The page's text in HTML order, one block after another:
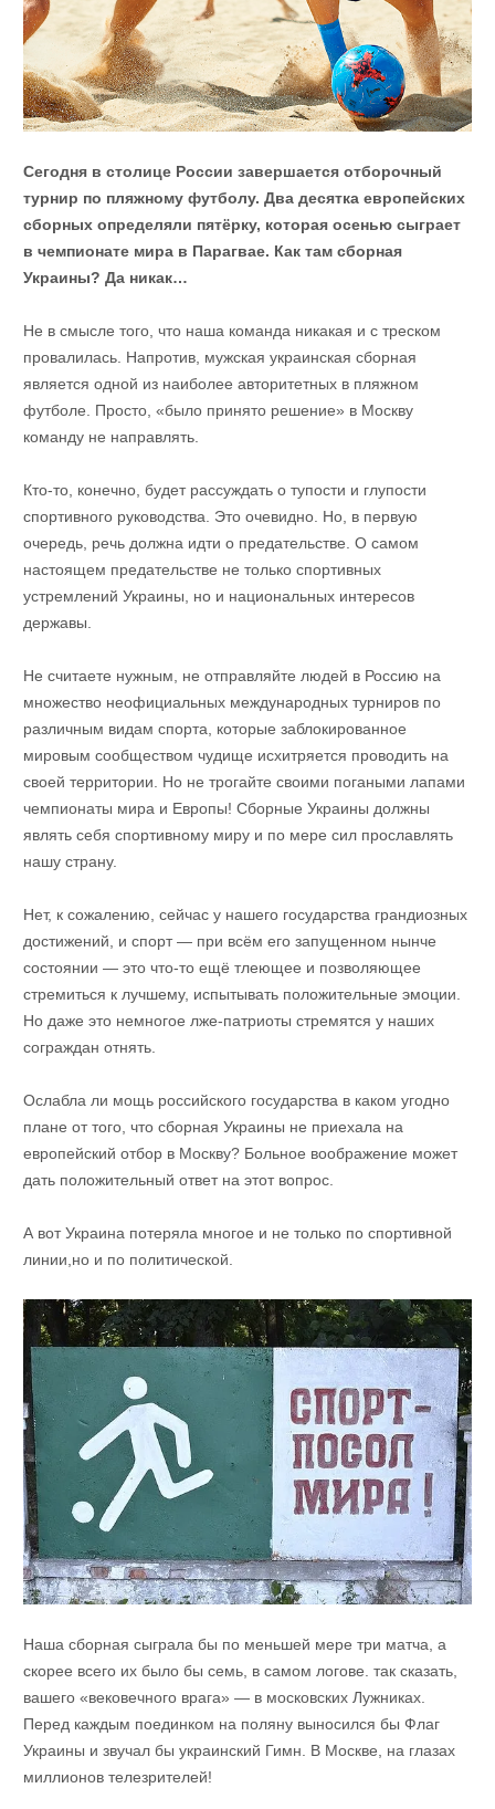
Сегодня в столице России завершается отборочный
турнир по пляжному футболу. Два десятка европейских
сборных определяли пятёрку, которая осенью сыграет
в чемпионате мира в Парагвае. Как там сборная
Украины? Да никак…
Не в смысле того, что наша команда никакая и с треском
провалилась. Напротив, мужская украинская сборная
является одной из наиболее авторитетных в пляжном
футболе. Просто, «было принято решение» в Москву
команду не направлять.
Кто-то, конечно, будет рассуждать о тупости и глупости
спортивного руководства. Это очевидно. Но, в первую
очередь, речь должна идти о предательстве. О самом
настоящем предательстве не только спортивных
устремлений Украины, но и национальных интересов
державы.
Не считаете нужным, не отправляйте людей в Россию на
множество неофициальных международных турниров по
различным видам спорта, которые заблокированное
мировым сообществом чудище исхитряется проводить на
своей территории. Но не трогайте своими погаными лапами
чемпионаты мира и Европы! Сборные Украины должны
являть себя спортивному миру и по мере сил прославлять
нашу страну.
Нет, к сожалению, сейчас у нашего государства грандиозных
достижений, и спорт — при всём его запущенном нынче
состоянии — это что-то ещё тлеющее и позволяющее
стремиться к лучшему, испытывать положительные эмоции.
Но даже это немногое лже-патриоты стремятся у наших
сограждан отнять.
Ослабла ли мощь российского государства в каком угодно
плане от того, что сборная Украины не приехала на
европейский отбор в Москву? Больное воображение может
дать положительный ответ на этот вопрос.
А вот Украина потеряла многое и не только по спортивной
линии,но и по политической.
Наша сборная сыграла бы по меньшей мере три матча, а
скорее всего их было бы семь, в самом логове. так сказать,
вашего «вековечного врага» — в московских Лужниках.
Перед каждым поединком на поляну выносился бы Флаг
Украины и звучал бы украинский Гимн. В Москве, на глазах
миллионов телезрителей!